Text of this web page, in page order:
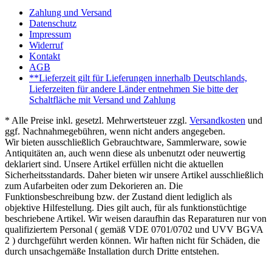
Zahlung und Versand
Datenschutz
Impressum
Widerruf
Kontakt
AGB
**Lieferzeit gilt für Lieferungen innerhalb Deutschlands,
Lieferzeiten für andere Länder entnehmen Sie bitte der
Schaltfläche mit Versand und Zahlung
* Alle Preise inkl. gesetzl. Mehrwertsteuer zzgl. Versandkosten und
ggf. Nachnahmegebühren, wenn nicht anders angegeben.
Wir bieten ausschließlich Gebrauchtware, Sammlerware, sowie
Antiquitäten an, auch wenn diese als unbenutzt oder neuwertig
deklariert sind. Unsere Artikel erfüllen nicht die aktuellen
Sicherheitsstandards. Daher bieten wir unsere Artikel ausschließlich
zum Aufarbeiten oder zum Dekorieren an. Die
Funktionsbeschreibung bzw. der Zustand dient lediglich als
objektive Hilfestellung. Dies gilt auch, für als funktionstüchtige
beschriebene Artikel. Wir weisen daraufhin das Reparaturen nur von
qualifiziertem Personal ( gemäß VDE 0701/0702 und UVV BGVA
2 ) durchgeführt werden können. Wir haften nicht für Schäden, die
durch unsachgemäße Installation durch Dritte entstehen.